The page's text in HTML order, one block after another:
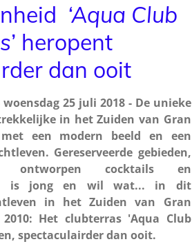
‘Aqua Club
’ heropent
dan ooit
woensdag 25 juli 2018 - De unieke
in het Zuiden van Gran
een modern beeld en een
Gereserveerde gebieden,
ontworpen cocktails en
is jong en wil wat... in dit
in het Zuiden van Gran
Het clubterras 'Aqua Club
spectaculairder dan ooit.